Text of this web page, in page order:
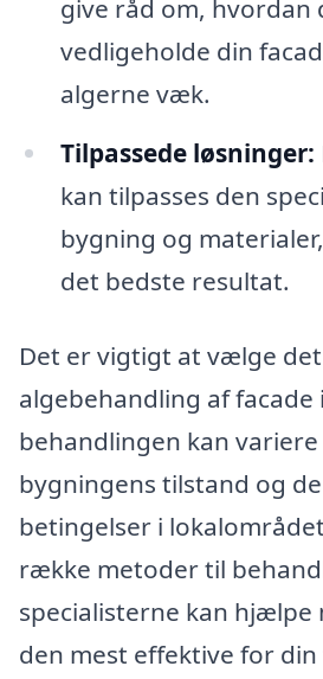
give råd om, hvordan
vedligeholde din
algerne væk.
Tilpassede løsninger:
kan tilpasses den
bygning og
det bedste resultat.
Det er vigtigt at vælge
algebehandling af facade
behandlingen kan
bygningens tilstand og
betingelser i
række metoder til
specialisterne kan hjælpe
den mest effektive for